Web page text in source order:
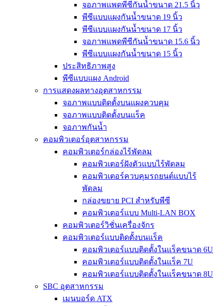
จอภาพแพดพีซีกันน้ำขนาด 21.5 นิ้ว
พีซีแบบแผงกันน้ำขนาด 19 นิ้ว
พีซีแบบแผงกันน้ำขนาด 17 นิ้ว
จอภาพแพดพีซีกันน้ำขนาด 15.6 นิ้ว
พีซีแบบแผงกันน้ำขนาด 15 นิ้ว
ประสิทธิภาพสูง
พีซีแบบแผง Android
การแสดงผลทางอุตสาหกรรม
จอภาพแบบติดตั้งบนแผงควบคุม
จอภาพแบบติดตั้งบนแร็ค
จอภาพกันน้ำ
คอมพิวเตอร์อุตสาหกรรม
คอมพิวเตอร์กล่องไร้พัดลม
คอมพิวเตอร์ฝังตัวแบบไร้พัดลม
คอมพิวเตอร์ควบคุมรถยนต์แบบไร้
พัดลม
กล่องขยาย PCI สำหรับพีซี
คอมพิวเตอร์แบบ Multi-LAN BOX
คอมพิวเตอร์วิชั่นเครื่องจักร
คอมพิวเตอร์แบบติดตั้งบนแร็ค
คอมพิวเตอร์แบบติดตั้งในแร็คขนาด 6U
คอมพิวเตอร์แบบติดตั้งในแร็ค 7U
คอมพิวเตอร์แบบติดตั้งในแร็คขนาด 8U
SBC อุตสาหกรรม
เมนบอร์ด ATX